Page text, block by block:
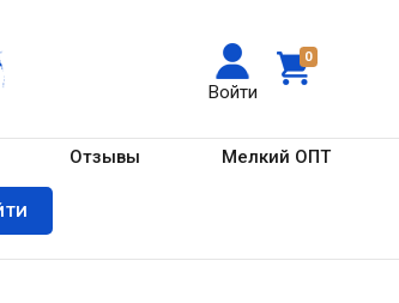
0
Войти
Отзывы Мелкий ОПТ